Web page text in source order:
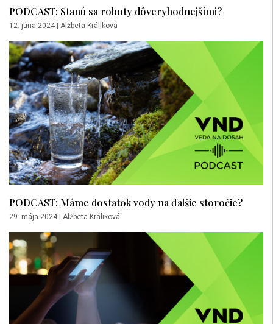
PODCAST: Stanú sa roboty dôveryhodnejšími?
12. júna 2024 Alžbeta Králiková
PODCAST: Máme dostatok vody na ďalšie storočie?
29. mája 2024 Alžbeta Králiková